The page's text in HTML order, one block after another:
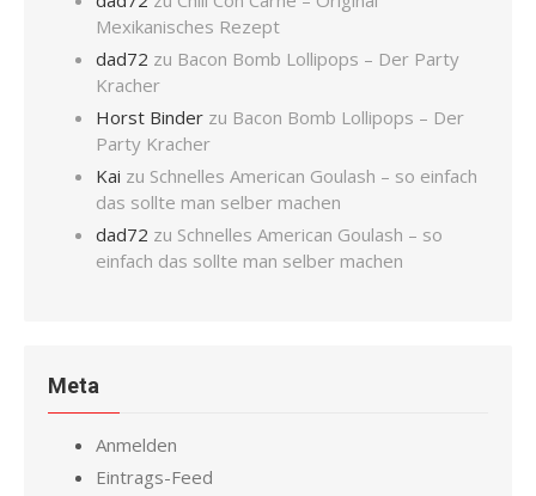
Mexikanisches Rezept
dad72 zu Bacon Bomb Lollipops – Der Party
Kracher
Horst Binder zu Bacon Bomb Lollipops – Der
Party Kracher
Kai zu Schnelles American Goulash – so einfach
das sollte man selber machen
dad72 zu Schnelles American Goulash – so
einfach das sollte man selber machen
Meta
Anmelden
Eintrags-Feed